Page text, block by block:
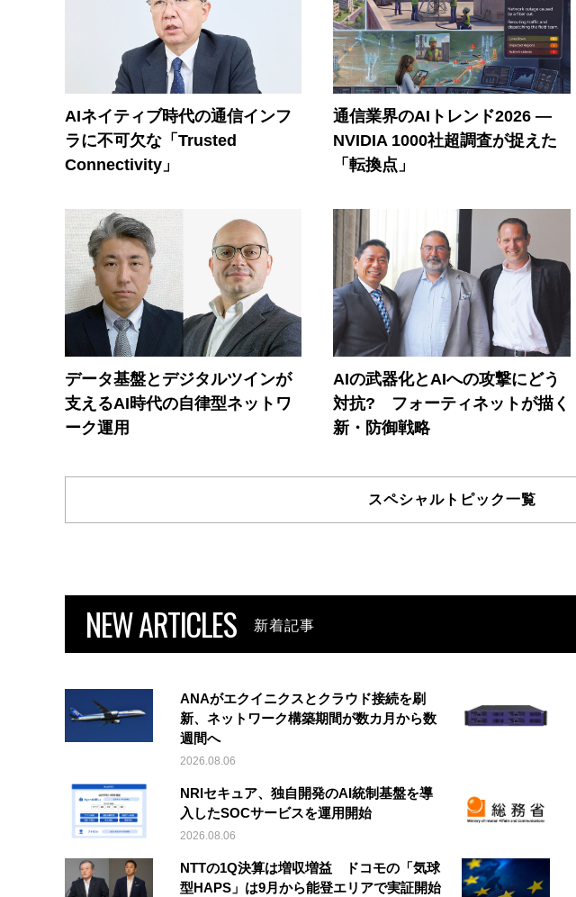
AIネイティブ時代の通信インフ
ラに不可欠な「Trusted
Connectivity」
通信業界のAIトレンド2026 ―
NVIDIA 1000社超調査が捉えた
「転換点」
データ基盤とデジタルツインが
支えるAI時代の自律型ネットワ
ーク運用
AIの武器化とAIへの攻撃にどう
対抗? フォーティネットが描く
新・防御戦略
スペシャルトピック一覧
NEW ARTICLES 新着記事
ANAがエクイニクスとクラウド接続を刷
新、ネットワーク構築期間が数カ月から数
週間へ
2026.08.06
NRIセキュア、独自開発のAI統制基盤を導
入したSOCサービスを運用開始
2026.08.06
NTTの1Q決算は増収増益 ドコモの「気球
型HAPS」は9月から能登エリアで実証開始